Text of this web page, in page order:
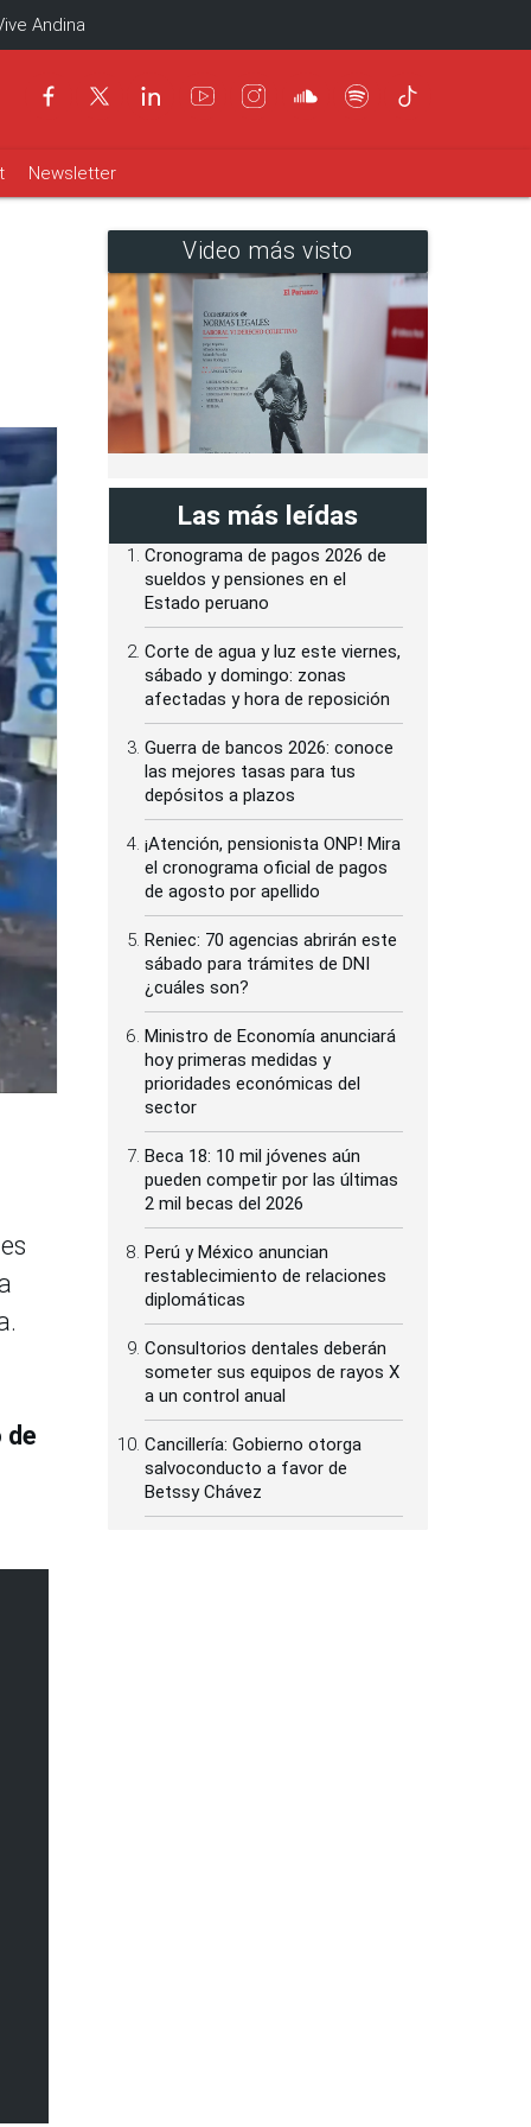
Andina
Newsletter
de
Video más visto
Las más leídas
Cronograma de pagos 2026 de
sueldos y pensiones en el
Estado peruano
Corte de agua y luz este viernes,
sábado y domingo: zonas
afectadas y hora de reposición
Guerra de bancos 2026: conoce
las mejores tasas para tus
depósitos a plazos
¡Atención, pensionista ONP! Mira
el cronograma oficial de pagos
de agosto por apellido
Reniec: 70 agencias abrirán este
sábado para trámites de DNI
¿cuáles son?
Ministro de Economía anunciará
hoy primeras medidas y
prioridades económicas del
sector
Beca 18: 10 mil jóvenes aún
pueden competir por las últimas
2 mil becas del 2026
Perú y México anuncian
restablecimiento de relaciones
diplomáticas
Consultorios dentales deberán
someter sus equipos de rayos X
a un control anual
Cancillería: Gobierno otorga
salvoconducto a favor de
Betssy Chávez